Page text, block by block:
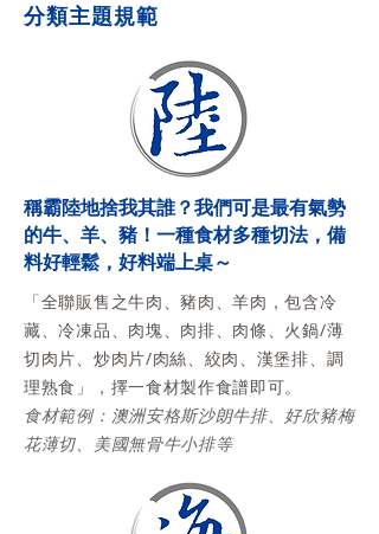
分類主題規範
稱霸陸地捨我其誰？我們可是最有氣勢
的牛、羊、豬！一種食材多種切法，備
料好輕鬆，好料端上桌～
「全聯販售之牛肉、豬肉、羊肉，包含冷
藏、冷凍品、肉塊、肉排、肉條、火鍋/薄
切肉片、炒肉片/肉絲、絞肉、漢堡排、調
理熟食」，擇一食材製作食譜即可。
食材範例：澳洲安格斯沙朗牛排、好欣豬梅
花薄切、美國無骨牛小排等